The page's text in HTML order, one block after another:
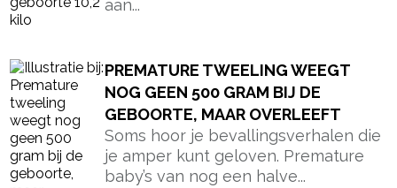
aan...
PREMATURE TWEELING WEEGT
NOG GEEN 500 GRAM BIJ DE
GEBOORTE, MAAR OVERLEEFT
Soms hoor je bevallingsverhalen die
je amper kunt geloven. Premature
baby’s van nog een halve...